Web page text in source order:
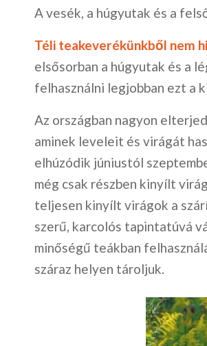
A vesék, a húgyutak és a
Téli teakeverékünkből nem
elsősorban a húgyutak és a
felhasználni legjobban ezt a
Az országban nagyon
aminek leveleit és virágát
elhúzódik júniustól
még csak részben kinyílt
teljesen kinyílt virágok a
szerű, karcolós tapintatúvá
minőségű teákban
száraz helyen tároljuk.